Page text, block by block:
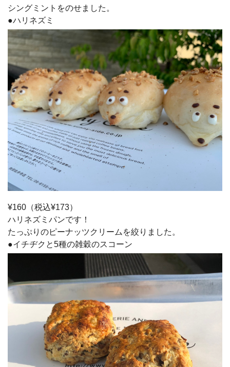
シングミントをのせました。
●ハリネズミ
¥160（税込¥173）
ハリネズミパンです！
たっぷりのピーナッツクリームを絞りました。
●イチヂクと5種の雑穀のスコーン